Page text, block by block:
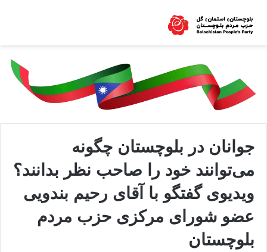
جوانان در بلوچستان چگونه
می‌توانند خود را صاحب نظر بدانند؟
ویدیوی گفتگو با آقای رحیم بندویی
عضو شورای مرکزی حزب مردم
بلوچستان